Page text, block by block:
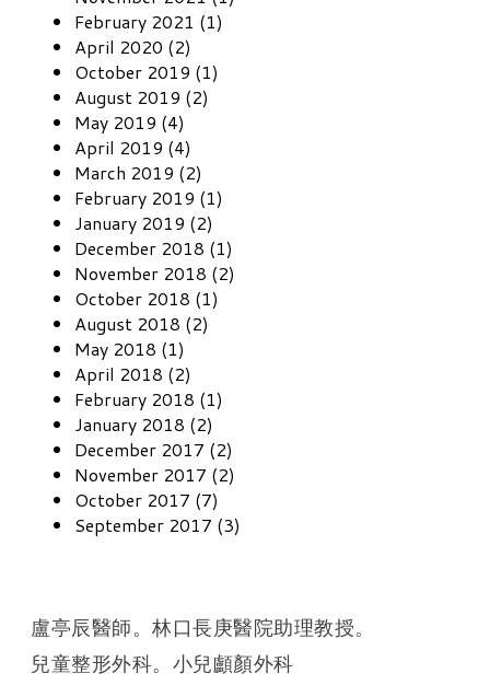
February 2021 (1)
April 2020 (2)
October 2019 (1)
August 2019 (2)
May 2019 (4)
April 2019 (4)
March 2019 (2)
February 2019 (1)
January 2019 (2)
December 2018 (1)
November 2018 (2)
October 2018 (1)
August 2018 (2)
May 2018 (1)
April 2018 (2)
February 2018 (1)
January 2018 (2)
December 2017 (2)
November 2017 (2)
October 2017 (7)
September 2017 (3)
盧亭辰醫師。林口長庚醫院助理教授。
​兒童整形外科。小兒顱顏外科